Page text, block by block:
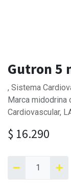
Gutron 5
, Sistema
Marca
Cardiovascular,
$ 16.290